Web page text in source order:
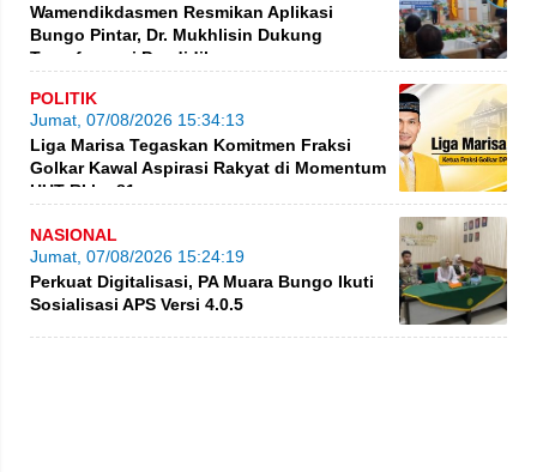
Wamendikdasmen Resmikan Aplikasi
Bungo Pintar, Dr. Mukhlisin Dukung
Transformasi Pendidikan
POLITIK
Jumat, 07/08/2026 15:34:13
Liga Marisa Tegaskan Komitmen Fraksi
Golkar Kawal Aspirasi Rakyat di Momentum
HUT RI ke-81
NASIONAL
Jumat, 07/08/2026 15:24:19
Perkuat Digitalisasi, PA Muara Bungo Ikuti
Sosialisasi APS Versi 4.0.5